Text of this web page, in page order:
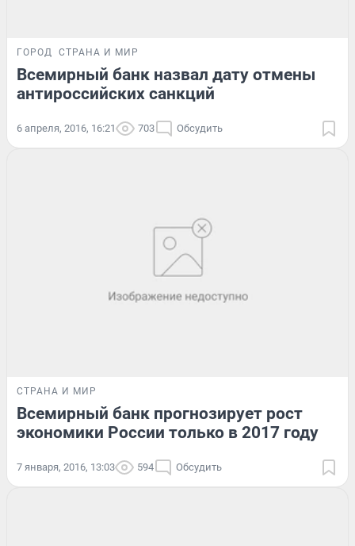
ГОРОД СТРАНА И МИР
Всемирный банк назвал дату отмены
антироссийских санкций
6 апреля, 2016, 16:21 703 Обсудить
СТРАНА И МИР
Всемирный банк прогнозирует рост
экономики России только в 2017 году
7 января, 2016, 13:03 594 Обсудить